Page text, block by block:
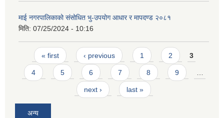
माई नगरपालिकाको संसोधित भु-उपयोग आधार र मापदण्ड २०८१
मिति: 07/25/2024 - 10:16
Pages
« first ‹ previous 1 2 3
4 5 6 7 8 9 …
next › last »
अन्य